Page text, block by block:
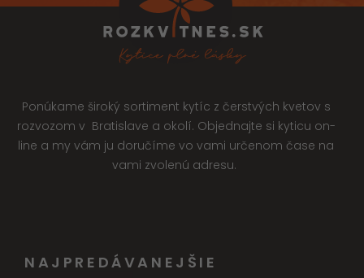
Ponúkame široký sortiment kytíc z čerstvých kvetov s
rozvozom v Bratislave a okolí. Objednajte si kyticu on-
line a my vám ju doručíme vo vami určenom čase na
vami zvolenú adresu.
NAJPREDÁVANEJŠIE